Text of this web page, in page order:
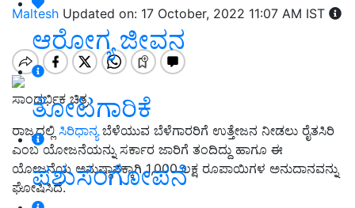
ಆರೋಗ್ಯ ಜೀವನ
ತೋಟಗಾರಿಕೆ
ಪಶುಸಂಗೋಪನೆ
Maltesh Updated on: 17 October, 2022 11:07 AM IST
ಸಾಂದರ್ಭಿಕ ಚಿತ್ರ
ರಾಜ್ಯದಲ್ಲಿ ಸಿರಿಧಾನ್ಯಬೆಳೆಯುವ ಬೆಳೆಗಾರರಿಗೆ ಉತ್ತೇಜನ ನೀಡಲು ರೈತಸಿರಿ
ಎಂಬ ಯೋಜನೆಯನ್ನು ಸರ್ಕಾರ ಜಾರಿಗೆ ತಂದಿದ್ದು ಹಾಗೂ ಈ
ಯೋಜನೆಯ ಅನುಷ್ಠಾನಕ್ಕಾಗಿ 1,000 ಲಕ್ಷ ರೂಪಾಯಿಗಳ ಅನುದಾನವನ್ನು
ಘೋಷಿಸಿದೆ.